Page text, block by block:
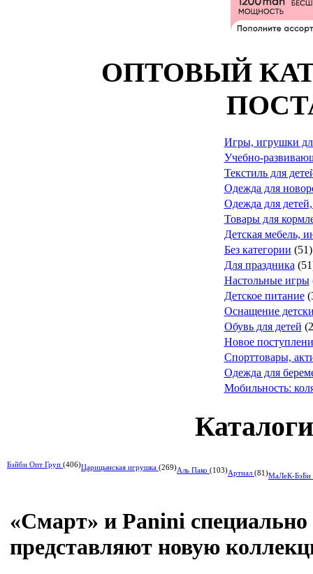
ОПТОВЫЙ
Игры, игрушки
Учебно-
Текстиль для
Одежда для
Одежда для
Товары для
Детская мебель,
Без категории (51)
Для праздника
Настольные игры
Детское питание
Оснащение
Обувь для детей
Новое
Спорттовары,
Одежда для
Мобильность:
Бэйби Опт Груп (406)Царицынская игрушка (269)Аль Пако (103)Артиал (81)МаЛеК-БэБи
«Смарт» и Panini
представляют новую